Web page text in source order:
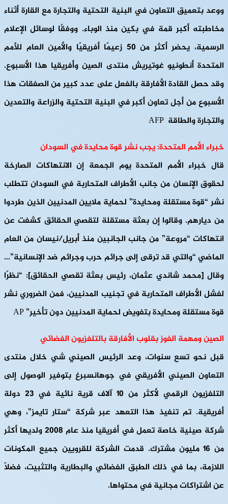
ووعد بتعميق التعاون في البنية التحتية والتجارة مع القارة أثناء
مخاطبته أكبر قمة في بكين منذ الوباء. ووفقًا لوسائل الإعلام
الرسمية، يحضر أكثر من 50 زعيمًا أفريقيًا والأمين العام للأمم
المتحدة أنطونيو غوتيريش منتدى الصين وأفريقيا هذا الأسبوع.
وقد حصل القادة الأفارقة بالفعل على عدد كبير من الصفقات هذا
الأسبوع من أجل تعاون أكبر في البنية التحتية والزراعة والتعدين
والتجارة والطاقة AFP
خبراء الأمم المتحدة: يجب نشر قوة محايدة في السودان
قال خبراء الأمم المتحدة يوم الجمعة إن الانتهاكات الصارخة
لحقوق الإنسان من جانب الأطراف المتحاربة في السودان تتطلب
نشر “قوة مستقلة ومحايدة” لحماية ملايين المدنيين الذين طردوا
من ديارهم. وقالوا إن بعثة مستقلة لتقصي الحقائق كشفت عن
انتهاكات “مروعة” من جانب الجانبين منذ أبريل/نيسان من العام
الماضي “والتي قد ترقى إلى جرائم حرب وجرائم ضد الإنسانية”…
وقال [محمد شاندي عثمان، رئيس بعثة تقصي الحقائق]: “نظرًا
لفشل الأطراف المتحاربة في تجنيب المدنيين، فمن الضروري نشر
قوة مستقلة ومحايدة بتفويض لحماية المدنيين دون تأخير” AP
الصين ومهمة الفوز بقلوب الأفارقة بالتلفزيون الفضائي
قبل نحو تسع سنوات، وعد الرئيس الصيني شي خلال منتدى
التعاون الصيني الأفريقي في جوهانسبرغ بتوفير الوصول إلى
التلفزيون الرقمي لأكثر من 10 آلاف قرية نائية في 23 دولة
أفريقية. تم تنفيذ هذا التعهد عبر شركة “ستار تايمز”، وهي
شركة صينية خاصة تعمل في أفريقيا منذ عام 2008 ولديها أكثر
من 16 مليون مشترك. قدمت الشركة للقرويين جميع المكونات
اللازمة، بما في ذلك الطبق الفضائي والبطارية والتثبيت، فضلاً
عن اشتراكات مجانية في محتواها.